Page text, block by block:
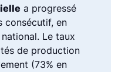
a progressé
consécutif, en
Le taux
de production
(73% en